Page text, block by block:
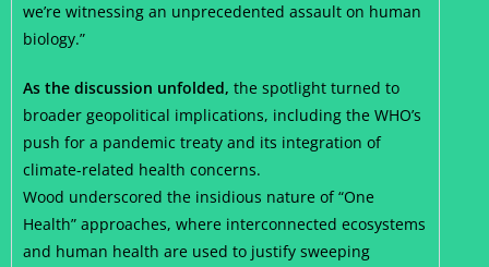
we’re witnessing an unprecedented assault on human
biology.”
As the discussion unfolded, the spotlight turned to
broader geopolitical implications, including the WHO’s
push for a pandemic treaty and its integration of
climate-related health concerns.
Wood underscored the insidious nature of “One
Health” approaches, where interconnected ecosystems
and human health are used to justify sweeping